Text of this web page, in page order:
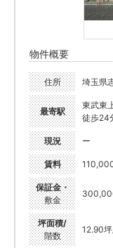
物件概要
住所 埼玉県
最寄駅
東武東
徒歩24
現況 ー
賃料
保証金・
敷金
坪面積/
階数
12.90